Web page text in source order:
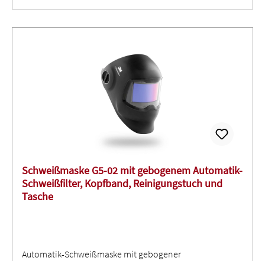
Plasmaschneiden ∙ Schleifen im Schleifmodus ∙ Nicht
geeignet für Laserschweißen!
Schweißmaske G5-02 mit gebogenem Automatik-
Schweißfilter, Kopfband, Reinigungstuch und
Tasche
Automatik-Schweißmaske mit gebogener